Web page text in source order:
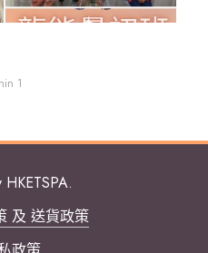
1
及 送貨政策